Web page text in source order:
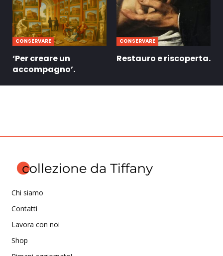
CONSERVARE
‘Per creare un
accompagno’.
CONSERVARE
Restauro e riscoperta.
Chi siamo
Contatti
Lavora con noi
Shop